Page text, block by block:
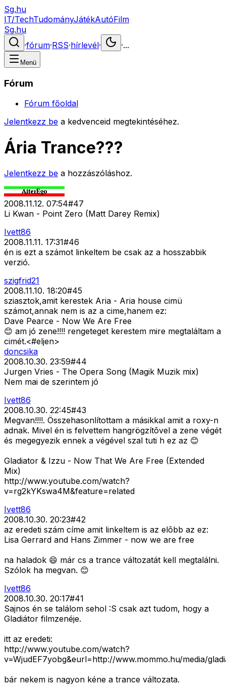
Sg.hu
IT/TechTudományJátékAutóFilm
Sg.hu
·fórum·RSS·hírlevél· ·...
Menü
Fórum
Fórum főoldal
Jelentkezz be a kedvenceid megtekintéséhez.
Ária Trance???
Jelentkezz be a hozzászóláshoz.
2008.11.12. 07:54#47
Li Kwan - Point Zero (Matt Darey Remix)
Ivett86
2008.11.11. 17:31#46
én is ezt a számot linkeltem be csak az a hosszabbik
verzió.
szigfrid21
2008.11.10. 18:20#45
sziasztok,amit kerestek Aria - Aria house cimü
számot,annak nem is az a cime,hanem ez:
Dave Pearce - Now We Are Free
😊 am jó zene!!!! rengeteget kerestem mire megtaláltam a
cimét.<#eljen>
doncsika
2008.10.30. 23:59#44
Jurgen Vries - The Opera Song (Magik Muzik mix)
Nem mai de szerintem jó
Ivett86
2008.10.30. 22:45#43
Megvan!!!!. Összehasonlítottam a másikkal amit a roxy-n
adnak. Mivel én is felvettem hangrögzítõvel a zene végét
és megegyezik ennek a végével szal tuti h ez az 😊
Gladiator & Izzu - Now That We Are Free (Extended
Mix)
http://www.youtube.com/watch?
v=rg2kYKswa4M&feature=related
Ivett86
2008.10.30. 20:23#42
az eredeti szám címe amit linkeltem is az elõbb az ez:
Lisa Gerrard and Hans Zimmer - now we are free
na haladok 😄 már cs a trance változatát kell megtalálni.
Szólok ha megvan. 😊
Ivett86
2008.10.30. 20:17#41
Sajnos én se találom sehol :S csak azt tudom, hogy a
Gladiátor filmzenéje.
itt az eredeti:
http://www.youtube.com/watch?
v=WjudEF7yobg&eurl=http://www.mommo.hu/media/
bár nekem is nagyon kéne a trance változata.